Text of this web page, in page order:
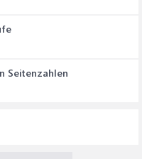
Seitenzahlen